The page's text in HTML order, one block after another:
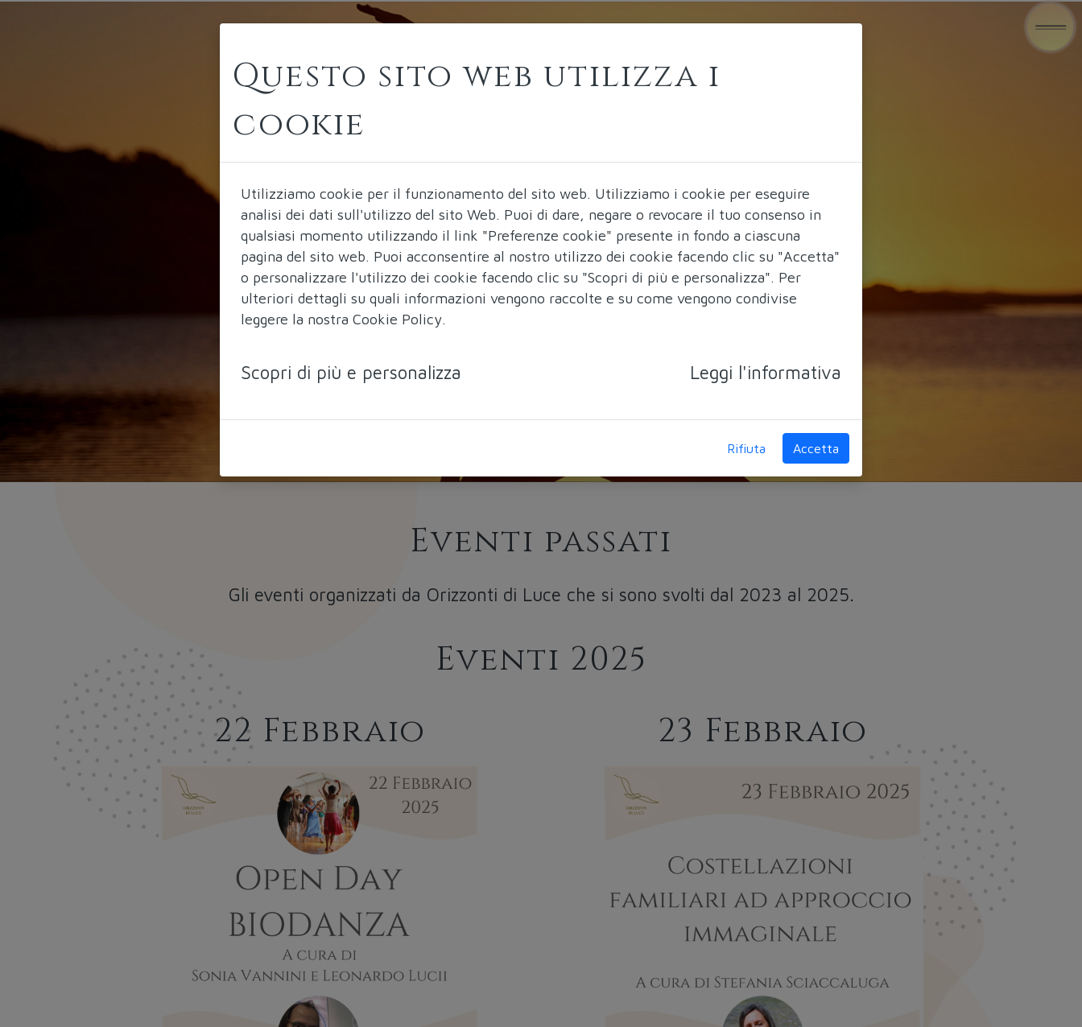
Eventi passati
Gli eventi organizzati da Orizzonti di Luce che si sono svolti dal 2023 al 2025.
Eventi 2025
22 Febbraio
23 Febbraio
Questo sito web utilizza i
cookie
Utilizziamo cookie per il funzionamento del sito web. Utilizziamo i cookie per eseguire
analisi dei dati sull'utilizzo del sito Web. Puoi di dare, negare o revocare il tuo consenso in
qualsiasi momento utilizzando il link "Preferenze cookie" presente in fondo a ciascuna
pagina del sito web. Puoi acconsentire al nostro utilizzo dei cookie facendo clic su "Accetta"
o personalizzare l'utilizzo dei cookie facendo clic su "Scopri di più e personalizza". Per
ulteriori dettagli su quali informazioni vengono raccolte e su come vengono condivise
leggere la nostra Cookie Policy.
Scopri di più e personalizza Leggi l'informativa
Rifiuta Accetta